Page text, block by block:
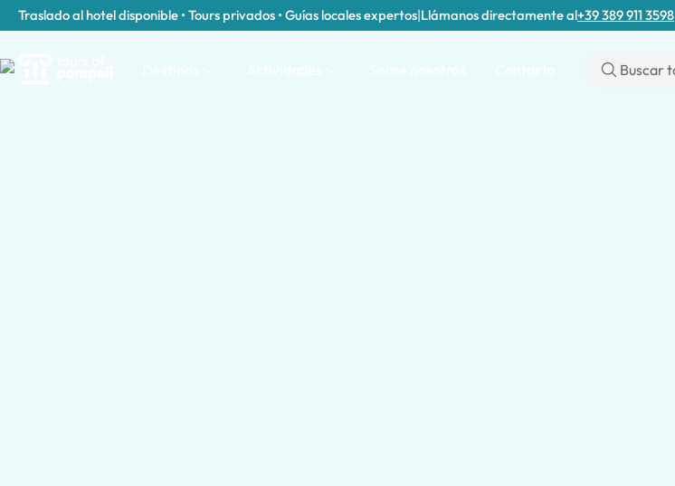
Traslado al hotel disponible • Tours privados • Guías locales expertos|Llámanos directamente al+39 389 911 3598